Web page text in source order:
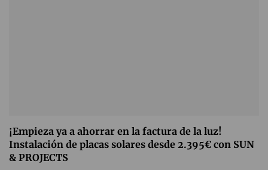
¡Empieza ya a ahorrar en la factura de la luz!
Instalación de placas solares desde 2.395€ con SUN
& PROJECTS